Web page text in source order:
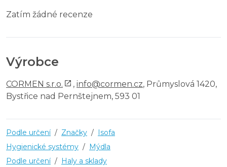
Zatím žádné recenze
Výrobce
CORMEN s.r.o. , info@cormen.cz, Průmyslová 1420,
Bystřice nad Pernštejnem, 593 01
Podle určení / Značky / Isofa
Hygienické systémy / Mýdla
Podle určení / Haly a sklady